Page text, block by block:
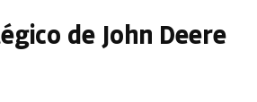
de John Deere